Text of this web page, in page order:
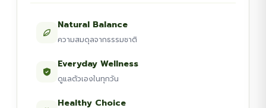
Natural Balance
ความสมดุลจากธรรมชาติ
Everyday Wellness
ดูแลตัวเองในทุกวัน
Healthy Choice